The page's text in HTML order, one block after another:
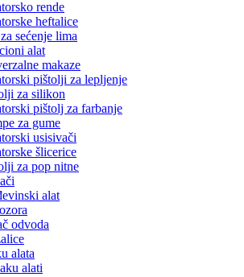
rende
heftalice
sećenje lima
alat
makaze
pištolji za lepljenje
za silikon
pištolj za farbanje
za gume
usisivači
šlicerice
za pop nitne
alat
odvoda
alata
alati